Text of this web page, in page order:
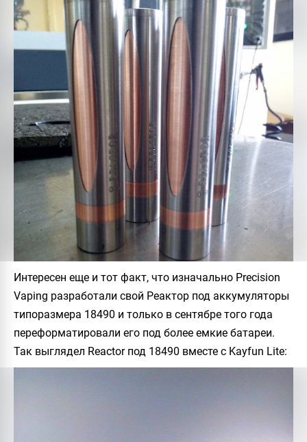
Интересен еще и тот факт, что изначально Precision
Vaping разработали свой Реактор под аккумуляторы
типоразмера 18490 и только в сентябре того года
переформатировали его под более емкие батареи.
Так выглядел Reactorпод 18490 вместе с Kayfun Lite: